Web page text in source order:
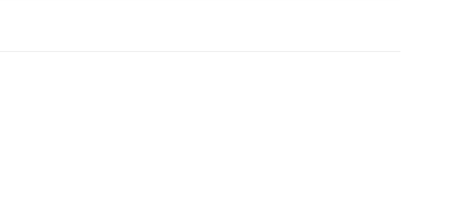
Will Ospreay supera Mark Davis num brutal Street Fight com arame farpado
King, Bandido e Hangman Page conquistam os títulos no Grand Slam Mexico
SLAM MEXICO: Persephone supera Kris Statlander após interferência decisiva de
Jericho, Místico e Darby Allin superam The Don Callis Family no Grand Slam Mexico